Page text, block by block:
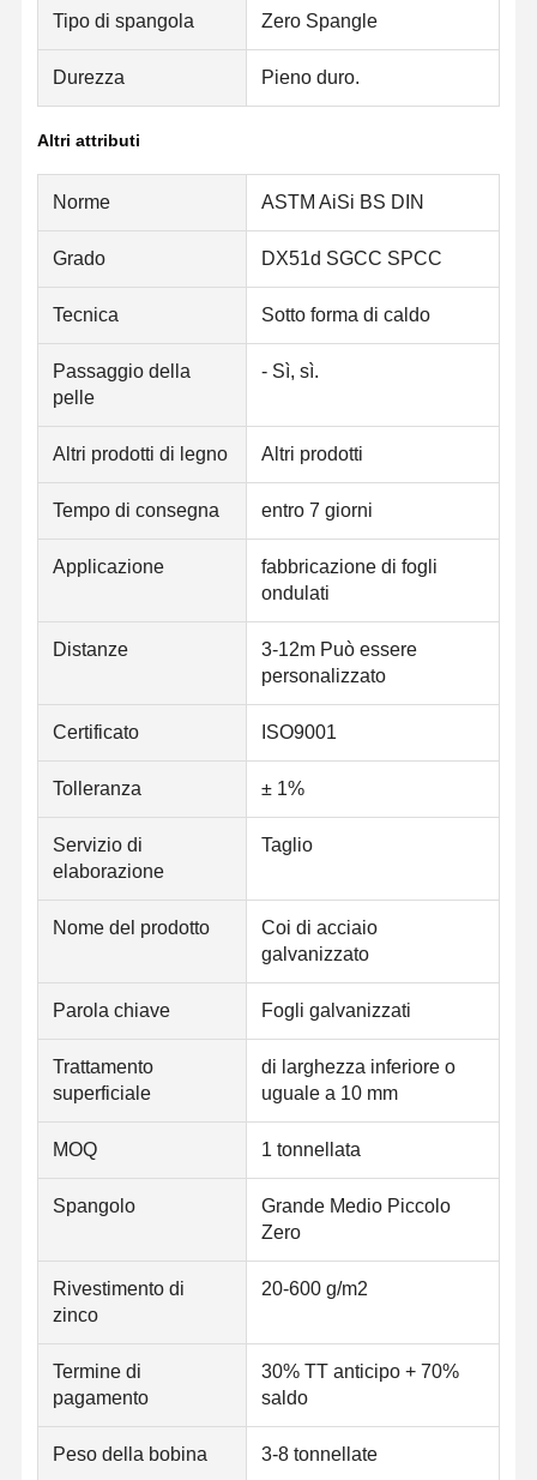
Tubi d'acciaio saldati
Tubi in acciaio inossidabile
Tubi in acciaio di precisione
Bobine laminate a freddo
Scoli di acciaio inossidabile
Barre e bobine di alluminio
Strisce di rame e barre di rame
Ingotti di piombo e piastre di piombo
Tipo di spangola Zero Spangle
Durezza Pieno duro.
Altri attributi
Norme ASTM AiSi BS DIN
Grado DX51d SGCC SPCC
Tecnica Sotto forma di caldo
Passaggio della
pelle
- Sì, sì.
Altri prodotti di legno Altri prodotti
Tempo di consegna entro 7 giorni
Applicazione
fabbricazione di fogli
ondulati
Distanze
3-12m Può essere
personalizzato
Certificato ISO9001
Tolleranza ± 1%
Servizio di
elaborazione
Taglio
Nome del prodotto
Coi di acciaio
galvanizzato
Parola chiave Fogli galvanizzati
Trattamento
superficiale
di larghezza inferiore o
uguale a 10 mm
MOQ 1 tonnellata
Spangolo
Grande Medio Piccolo
Zero
Rivestimento di
zinco
20-600 g/m2
Termine di
pagamento
30% TT anticipo + 70%
saldo
Peso della bobina 3-8 tonnellate